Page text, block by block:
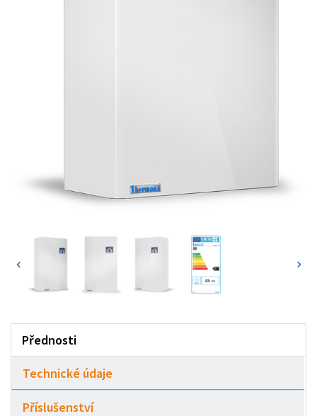
Přednosti
Technické údaje
Příslušenství